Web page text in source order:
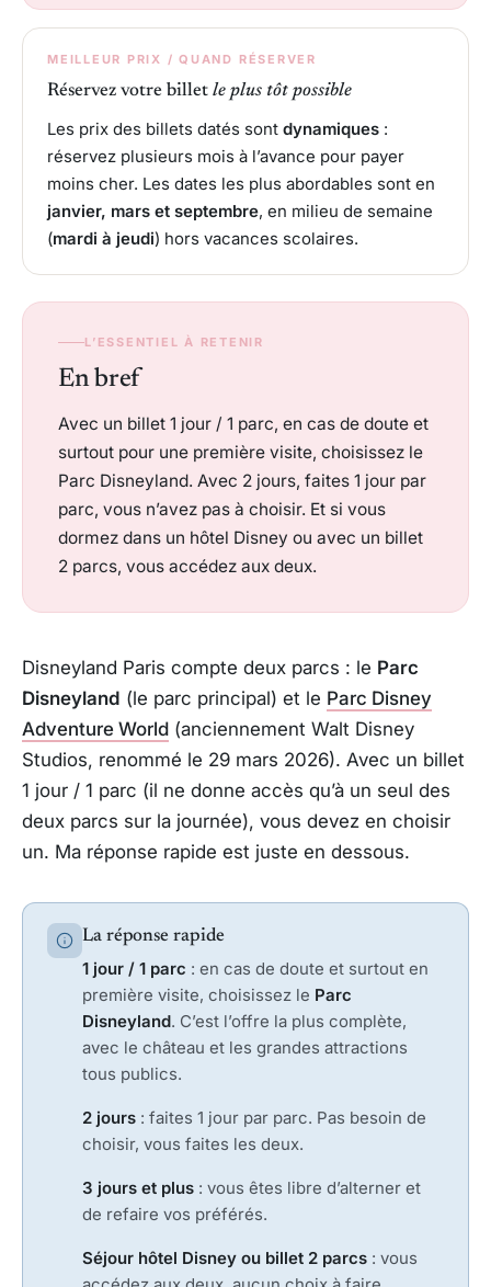
L’ESSENTIEL À RETENIR
En bref
Avec un billet 1 jour / 1 parc, en cas de doute et
surtout pour une première visite, choisissez le
Parc Disneyland. Avec 2 jours, faites 1 jour par
parc, vous n’avez pas à choisir. Et si vous
dormez dans un hôtel Disney ou avec un billet
2 parcs, vous accédez aux deux.
Disneyland Paris compte deux parcs : le Parc
Disneyland (le parc principal) et le Parc Disney
Adventure World (anciennement Walt Disney
Studios, renommé le 29 mars 2026). Avec un billet
1 jour / 1 parc (il ne donne accès qu’à un seul des
deux parcs sur la journée), vous devez en choisir
un. Ma réponse rapide est juste en dessous.
La réponse rapide
1 jour / 1 parc : en cas de doute et surtout en
première visite, choisissez le Parc
Disneyland. C’est l’offre la plus complète,
avec le château et les grandes attractions
tous publics.
2 jours : faites 1 jour par parc. Pas besoin de
choisir, vous faites les deux.
3 jours et plus : vous êtes libre d’alterner et
de refaire vos préférés.
Séjour hôtel Disney ou billet 2 parcs : vous
MEILLEUR PRIX / QUAND RÉSERVER
Réservez votre billet le plus tôt possible
Les prix des billets datés sont dynamiques :
réservez plusieurs mois à l’avance pour payer
moins cher. Les dates les plus abordables sont en
janvier, mars et septembre, en milieu de semaine
(mardi à jeudi) hors vacances scolaires.